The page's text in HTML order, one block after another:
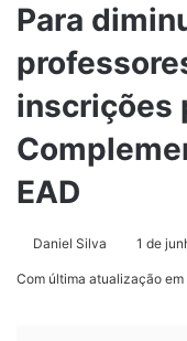
Para
inscrições
EAD
Daniel Silva 1 de
Com última atualização